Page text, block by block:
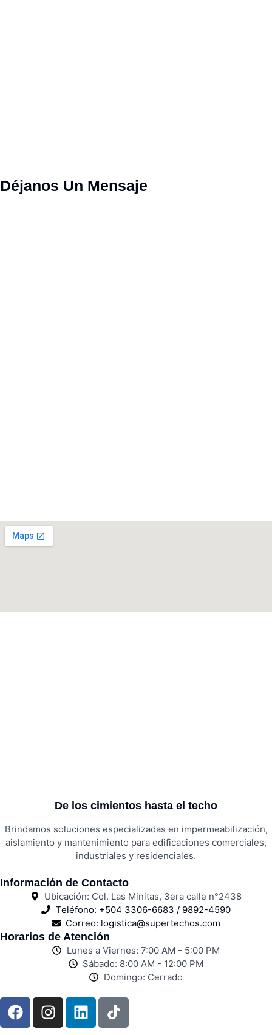
Déjanos Un Mensaje
De los cimientos hasta el techo
Brindamos soluciones especializadas en impermeabilización,
aislamiento y mantenimiento para edificaciones comerciales,
industriales y residenciales.
Información de Contacto
Ubicación: Col. Las Minitas, 3era calle n°2438
Teléfono: +504 3306-6683 / 9892-4590
Correo: logistica@supertechos.com
Horarios de Atención
Lunes a Viernes: 7:00 AM - 5:00 PM
Sábado: 8:00 AM - 12:00 PM
Domingo: Cerrado